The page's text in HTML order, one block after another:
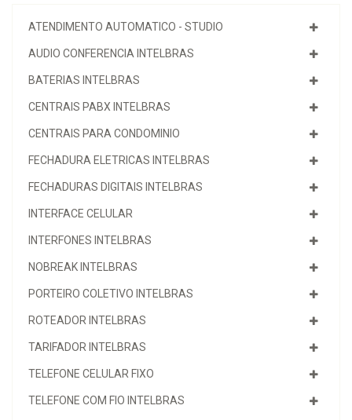
ATENDIMENTO AUTOMATICO - STUDIO
AUDIO CONFERENCIA INTELBRAS
BATERIAS INTELBRAS
CENTRAIS PABX INTELBRAS
CENTRAIS PARA CONDOMINIO
FECHADURA ELETRICAS INTELBRAS
FECHADURAS DIGITAIS INTELBRAS
INTERFACE CELULAR
INTERFONES INTELBRAS
NOBREAK INTELBRAS
PORTEIRO COLETIVO INTELBRAS
ROTEADOR INTELBRAS
TARIFADOR INTELBRAS
TELEFONE CELULAR FIXO
TELEFONE COM FIO INTELBRAS